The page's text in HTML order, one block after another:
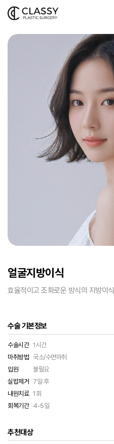
얼굴지방이식
효율적이고 조화로운 방식의 지방이식
수술 기본정보
수술시간 1시간
마취방법 국소/수면마취
입원
불필요
실밥제거
7일 후
내원치료 1회
회복기간 4-5일
추천대상